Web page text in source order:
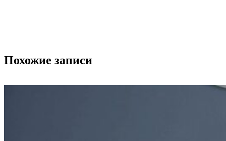
Похожие записи